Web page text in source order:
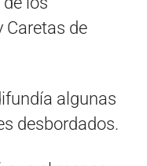
Caretas de
algunas
desbordados.